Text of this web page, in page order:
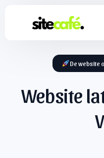
De website
Website